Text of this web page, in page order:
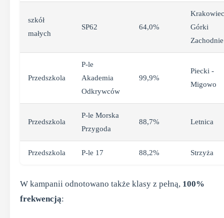
szkół
małych
SP62 64,0%
Górki
Zachodnie
Przedszkola
P-le
Akademia
Odkrywców
99,9%
Piecki -
Migowo
Przedszkola
P-le Morska
Przygoda
88,7% Letnica
Przedszkola P-le 17 88,2% Strzyża
W kampanii odnotowano także klasy z pełną, 100%
frekwencją: